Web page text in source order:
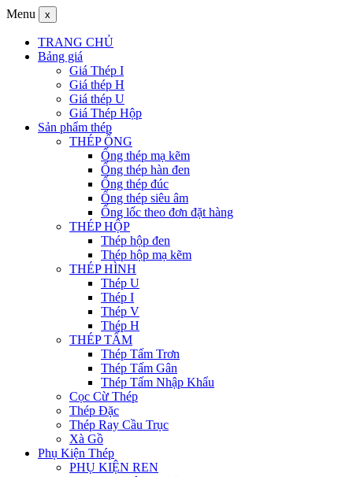
Menu x
TRANG CHỦ
Bảng giá
Giá Thép I
Giá thép H
Giá thép U
Giá Thép Hộp
Sản phẩm thép
THÉP ỐNG
Ống thép mạ kẽm
Ống thép hàn đen
Ống thép đúc
Ống thép siêu âm
Ống lốc theo đơn đặt hàng
THÉP HỘP
Thép hộp đen
Thép hộp mạ kẽm
THÉP HÌNH
Thép U
Thép I
Thép V
Thép H
THÉP TẤM
Thép Tấm Trơn
Thép Tấm Gân
Thép Tấm Nhập Khẩu
Cọc Cừ Thép
Thép Đặc
Thép Ray Cầu Trục
Xà Gồ
Phụ Kiện Thép
PHỤ KIỆN REN